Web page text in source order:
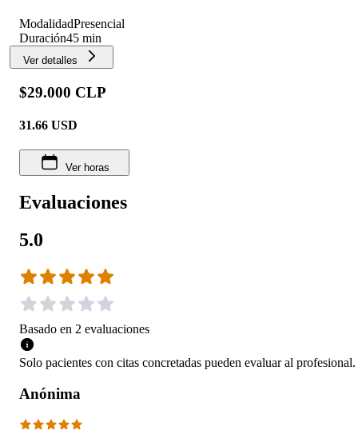
ModalidadPresencial
Duración45 min
Ver detalles
$29.000 CLP
31.66 USD
Ver horas
Evaluaciones
5.0
Basado en 2 evaluaciones
Solo pacientes con citas concretadas pueden evaluar al profesional.
Anónima